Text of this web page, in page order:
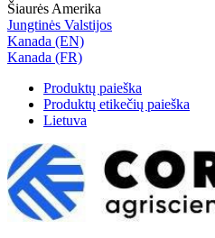
Šiaurės Amerika
Jungtinės Valstijos
Kanada (EN)
Kanada (FR)
Produktų paieška
Produktų etikečių paieška
Lietuva